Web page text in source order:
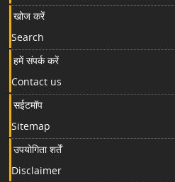
खोज करें
Search
हमें संपर्क करें
Contact us
सईटमॉप
Sitemap
उपयोगिता शर्तें
Disclaimer